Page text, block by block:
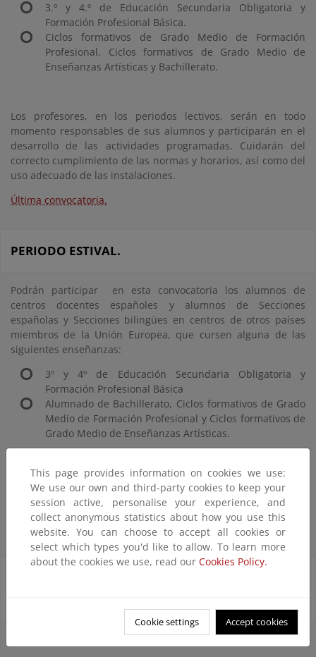
3.º y 4.º de Educación Secundaria Obligatoria y
Formación Profesional Básica.
Ciclos formativos de Grado Medio de Formación
Profesional, Ciclos formativos de Grado Medio de
Enseñanzas Artísticas y Bachillerato.
Los profesores, en los periodos lectivos, serán en todo
momento responsables de sus alumnos y participarán en el
desarrollo de las actividades programadas. Cuidarán del
correcto cumplimiento de las normas y horarios, así como del
uso adecuado de las instalaciones.
Última convocatoria.
PERIODO ESTIVAL.
Podrán participar en esta convocatoria los alumnos de
centros docentes españoles y alumnos de Secciones
españolas y Secciones bilingües en centros de otros países
miembros de la Unión Europea, que cursen alguna de las
siguientes enseñanzas:
3º y 4º de Educación Secundaria Obligatoria y
Formación Profesional Básica
Alumnado de Bachillerato, Ciclos formativos de Grado
Medio de Formación Profesional y Ciclos formativos de
Grado Medio de Enseñanzas Artísticas.
Las bases específicas para participar se recogen en el BOE
Nº128 del 30 de mayo de 2023.
Última convocatoria
This page provides information on cookies we use:
We use our own and third-party cookies to keep your
session active, personalise your experience, and
collect anonymous statistics about how you use this
website. You can choose to accept all cookies or
select which types you'd like to allow. To learn more
about the cookies we use, read our Cookies Policy.
Cookie settings Accept cookies